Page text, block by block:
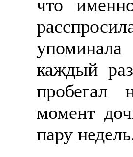
что
каждый
пробегал
момент
пару